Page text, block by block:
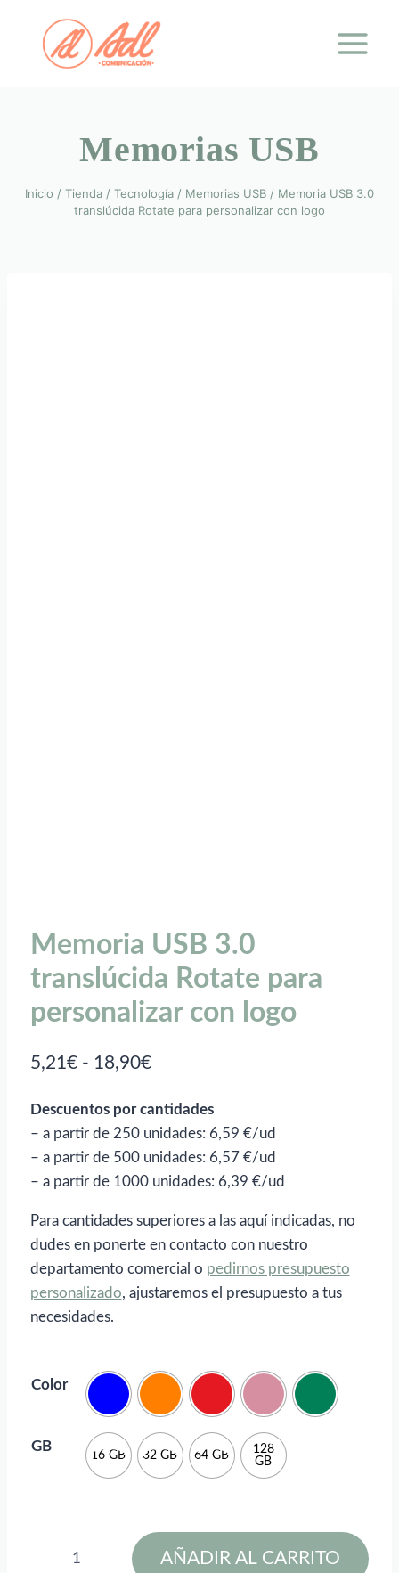
contenido
Memorias USB
Inicio / Tienda / Tecnología / Memorias USB / Memoria USB 3.0
translúcida Rotate para personalizar con logo
Memoria USB 3.0
translúcida Rotate para
personalizar con logo
5,21€ - 18,90€Rango
precios:
desde
5,21€
hasta
18,90€
Descuentos por cantidades
– a partir de 250 unidades: 6,59 €/ud
– a partir de 500 unidades: 6,57 €/ud
– a partir de 1000 unidades: 6,39 €/ud
Para cantidades superiores a las aquí indicadas, no
dudes en ponerte en contacto con nuestro
departamento comercial o pedirnos presupuesto
personalizado, ajustaremos el presupuesto a tus
necesidades.
Color
GB
16 GB 32 GB 64 GB
128
GB
AÑADIR AL CARRITO